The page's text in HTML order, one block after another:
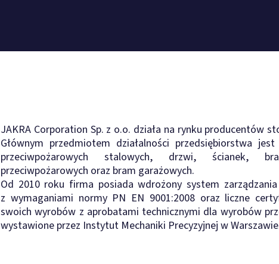
JAKRA Corporation Sp. z o.o. działa na rynku producentów
Głównym przedmiotem działalności przedsiębiorstwa
przeciwpożarowych stalowych, drzwi, ścianek,
przeciwpożarowych oraz bram garażowych.
Od 2010 roku firma posiada wdrożony system
z wymaganiami normy PN EN 9001:2008 oraz liczne
swoich wyrobów z aprobatami technicznymi dla wyrobów
wystawione przez Instytut Mechaniki Precyzyjnej w